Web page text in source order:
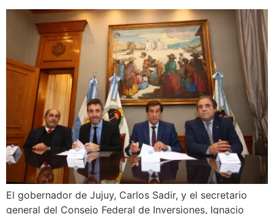
El gobernador de Jujuy, Carlos Sadir, y el secretario
general del Consejo Federal de Inversiones, Ignacio